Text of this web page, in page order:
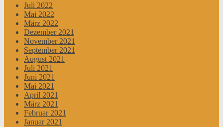
Juli 2022
Mai 2022
März 2022
Dezember 2021
November 2021
September 2021
August 2021
Juli 2021
Juni 2021
Mai 2021
April 2021
März 2021
Februar 2021
Januar 2021